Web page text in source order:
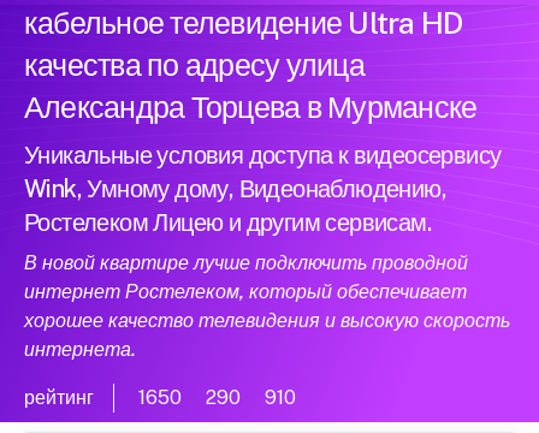
кабельное телевидение Ultra HD
качества по адресу улица
Александра Торцева в Мурманске
Уникальные условия доступа к видеосервису
Wink, Умному дому, Видеонаблюдению,
Ростелеком Лицею и другим сервисам.
В новой квартире лучше подключить проводной
интернет Ростелеком, который обеспечивает
хорошее качество телевидения и высокую скорость
интернета.
рейтинг 1650 290 910